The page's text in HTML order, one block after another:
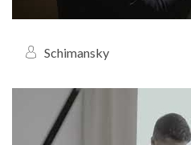
Schimansky